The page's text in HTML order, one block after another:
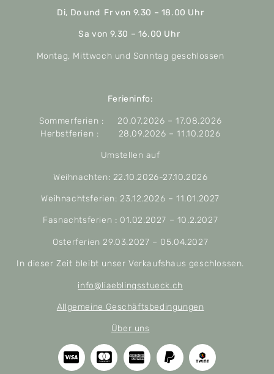
Di, Do und Fr von 9.30 – 18.00 Uhr
Sa von 9.30 – 16.00 Uhr
Montag, Mittwoch und Sonntag geschlossen
Ferieninfo:
Sommerferien : 20.07.2026 – 17.08.2026
Herbstferien : 28.09.2026 – 11.10.2026
Umstellen auf
Weihnachten: 22.10.2026-27.10.2026
Weihnachtsferien: 23.12.2026 – 11.01.2027
Fasnachtsferien : 01.02.2027 – 10.2.2027
Osterferien 29.03.2027 – 05.04.2027
In dieser Zeit bleibt unser Verkaufshaus geschlossen.
info@liaeblingsstueck.ch
Allgemeine Geschäftsbedingungen
Über uns